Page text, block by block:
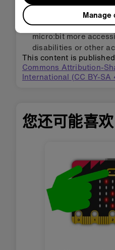
Adapting for
Accessibility support
micro:bit more
disabilities or other
This content is
Commons Attribution-
International (CC BY-SA
您还可能喜欢